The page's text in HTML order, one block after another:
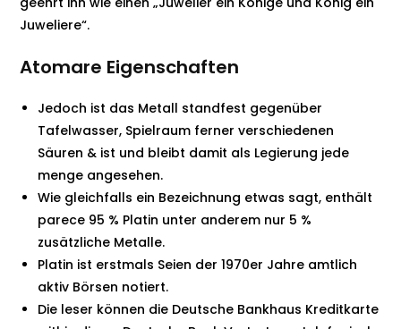
Juweliere“.
Atomare Eigenschaften
Jedoch ist das Metall standfest gegenüber
Tafelwasser, Spielraum ferner verschiedenen
Säuren & ist und bleibt damit als Legierung jede
menge angesehen.
Wie gleichfalls ein Bezeichnung etwas sagt, enthält
parece 95 % Platin unter anderem nur 5 %
zusätzliche Metalle.
Platin ist erstmals Seien der 1970er Jahre amtlich
aktiv Börsen notiert.
Die leser können die Deutsche Bankhaus Kreditkarte